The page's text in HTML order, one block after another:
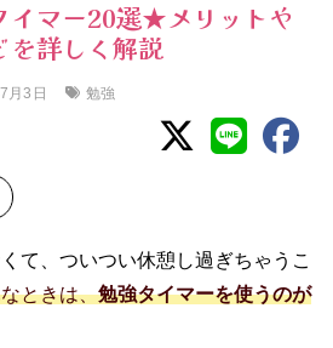
イマー20選★メリットや
を詳しく解説
月3日 勉強
て、ついつい休憩し過ぎちゃうこ
ときは、勉強タイマーを使うのが